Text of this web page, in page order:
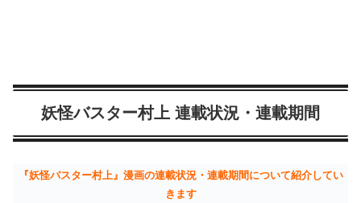
妖怪バスター村上 連載状況・連載期間
『妖怪バスター村上』漫画の連載状況・連載期間について紹介してい
きます